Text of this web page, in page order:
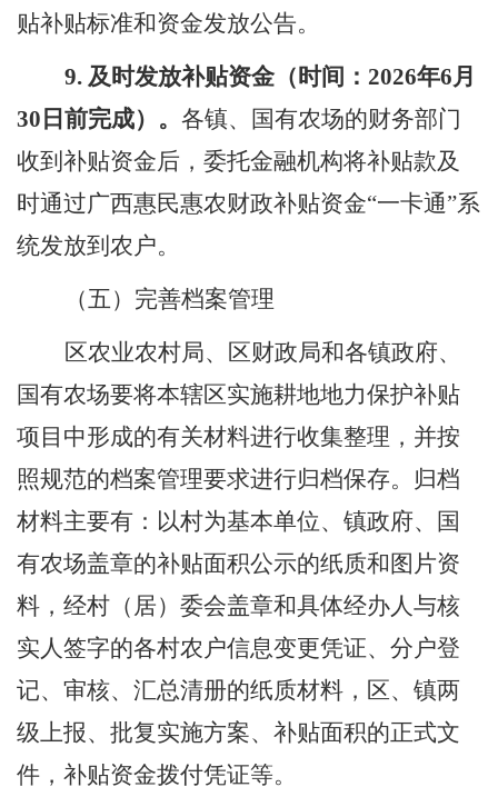
贴补贴标准和资金发放公告。
9. 及时发放补贴资金（时间： 2026年6月
30 日前完成）。 各镇、国有农场的财务部门
收到补贴资金后，委托金融机构将补贴款及
时通过广西惠民惠农财政补贴资金“一卡通”系
统发放到农户。
（五）完善档案管理
区农业农村局、 区财政局和各镇政府、
国有农场要将本辖区实施耕地地力保护补贴
项目中形成的有关材料进行收集整理，并按
照规范的档案管理要求进行归档保存。归档
材料主要有：以村为基本单位、镇政府、
国
有农场盖章的补贴面积公示的纸质和图片资
料，经村 （居） 委会盖章和具体经办人与核
实人签字的各村农户信息变更凭证、分户登
记、审核、汇总清册的纸质材料，区、镇两
级上报、批复实施方案、补贴面积的正式文
件，补贴资金拨付凭证等。